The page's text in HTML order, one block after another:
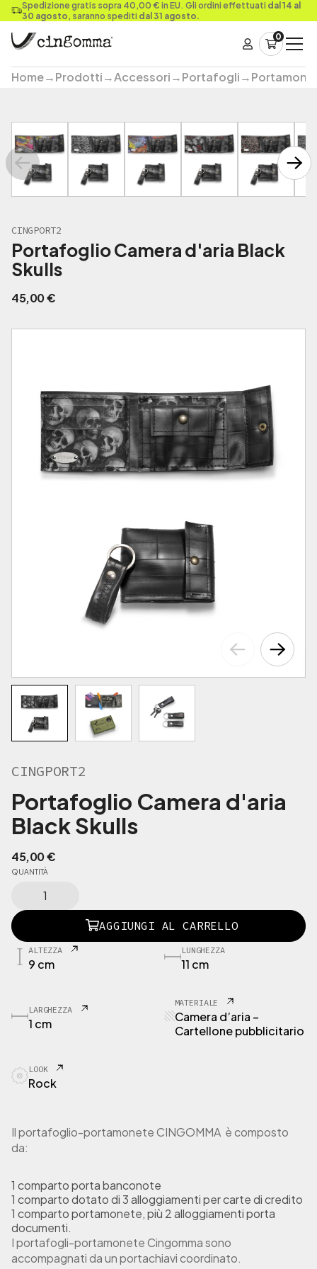
Spedizione gratis sopra 40,00 € in EU. Gli ordini effettuati dal 14 al
30 agosto, saranno spediti dal 31 agosto.
0
Home→Prodotti→Accessori→Portafogli→
CINGPORT2
Portafoglio Camera d'aria Black
Skulls
45,00€
CINGPORT2
Portafoglio Camera d'aria
Black Skulls
45,00€
QUANTITÀ
N
G
P
P
a
f
l
o
a
m
e
r
a
d
AGGIUNGI AL CARRELLO
ALTEZZA
9 cm
LUNGHEZZA
11 cm
LARGHEZZA
1 cm
MATERIALE
Camera d’aria –
Cartellone pubblicitario
LOOK
Rock
Il portafoglio-portamonete CINGOMMA è composto
da:
1 comparto porta banconote
1 comparto dotato di 3 alloggiamenti per carte di credito
1 comparto portamonete, più 2 alloggiamenti porta
documenti.
I portafogli-portamonete Cingomma sono
accompagnati da un portachiavi coordinato.